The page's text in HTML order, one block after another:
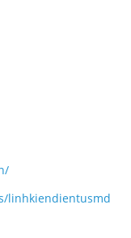
linhkiendientusmd